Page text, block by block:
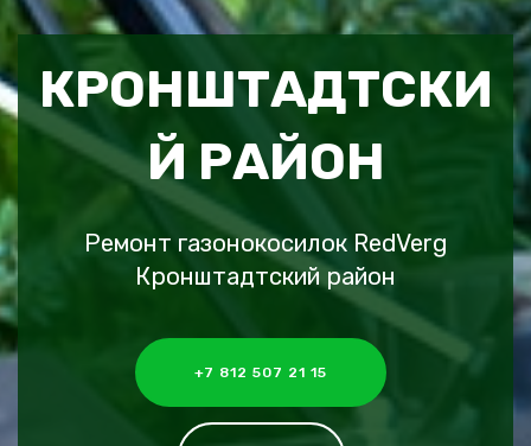
КРОНШТАДТСКИ
Й РАЙОН
Ремонт газонокосилок RedVerg
Кронштадтский район
+7 812 507 21 15